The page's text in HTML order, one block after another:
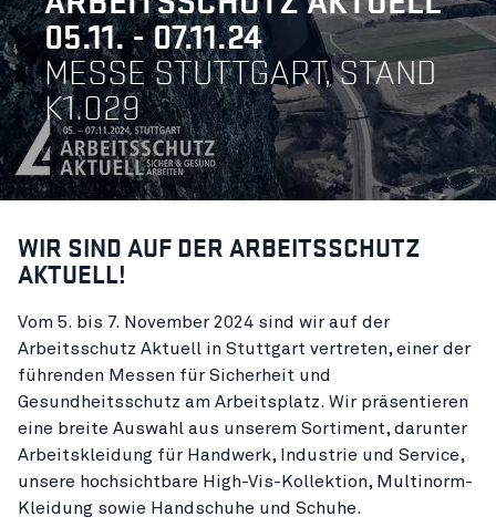
05.11. - 07.11.24
MESSE STUTTGART, STAND
K1.029
WIR SIND AUF DER ARBEITSSCHUTZ
AKTUELL!
Vom 5. bis 7. November 2024 sind wir auf der
Arbeitsschutz Aktuell in Stuttgart vertreten, einer der
führenden Messen für Sicherheit und
Gesundheitsschutz am Arbeitsplatz. Wir präsentieren
eine breite Auswahl aus unserem Sortiment, darunter
Arbeitskleidung für Handwerk, Industrie und Service,
unsere hochsichtbare High-Vis-Kollektion, Multinorm-
Kleidung sowie Handschuhe und Schuhe.